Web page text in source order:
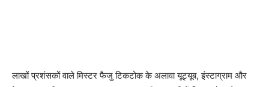
लाखों प्रशंसकों वाले मिस्‍टर फैजु टिकटोक के अलावा यूट्यूब, इंस्‍टाग्राम और